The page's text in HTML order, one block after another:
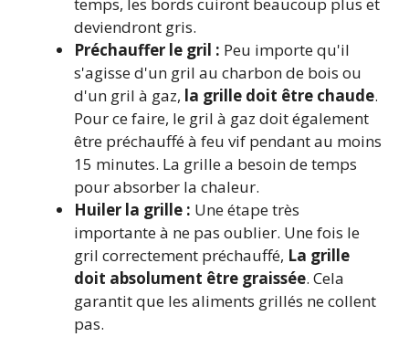
temps, les bords cuiront beaucoup plus et
deviendront gris.
Préchauffer le gril : Peu importe qu'il
s'agisse d'un gril au charbon de bois ou
d'un gril à gaz, la grille doit être chaude.
Pour ce faire, le gril à gaz doit également
être préchauffé à feu vif pendant au moins
15 minutes. La grille a besoin de temps
pour absorber la chaleur.
Huiler la grille : Une étape très
importante à ne pas oublier. Une fois le
gril correctement préchauffé, La grille
doit absolument être graissée. Cela
garantit que les aliments grillés ne collent
pas.